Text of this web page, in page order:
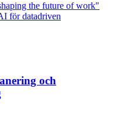
the future of work"
för datadriven
och